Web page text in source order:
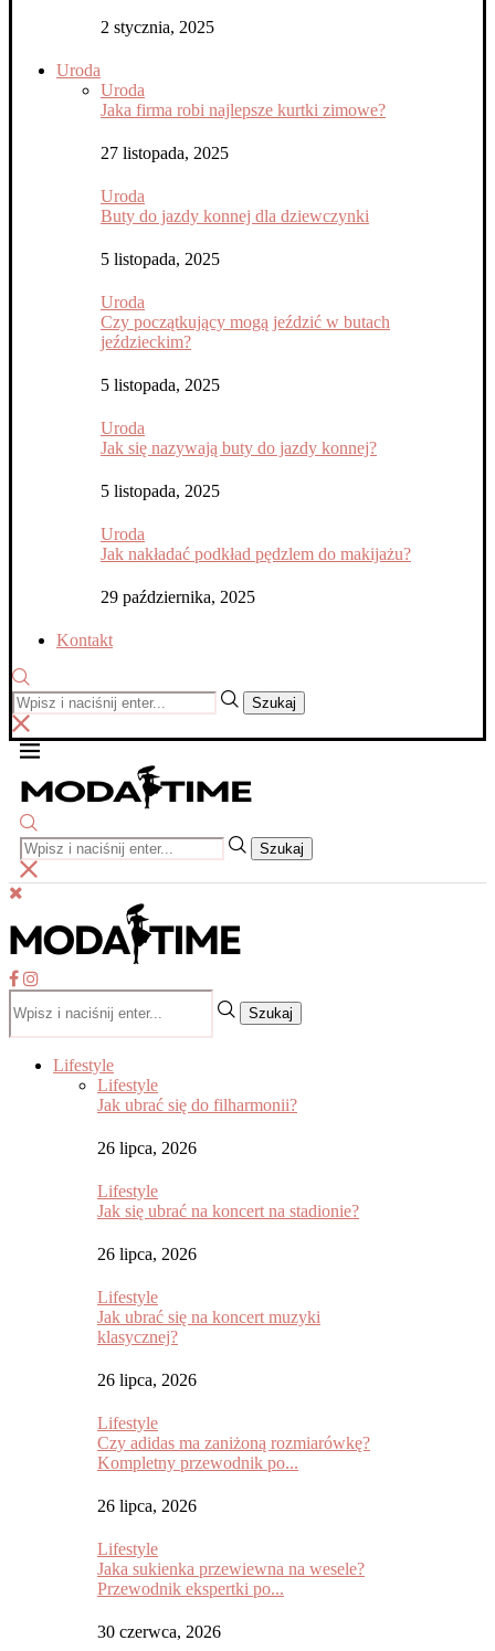
2 stycznia, 2025
Uroda
Uroda
Jaka firma robi najlepsze kurtki zimowe?
27 listopada, 2025
Uroda
Buty do jazdy konnej dla dziewczynki
5 listopada, 2025
Uroda
Czy początkujący mogą jeździć w butach
jeździeckim?
5 listopada, 2025
Uroda
Jak się nazywają buty do jazdy konnej?
5 listopada, 2025
Uroda
Jak nakładać podkład pędzlem do makijażu?
29 października, 2025
Kontakt
Szukaj
Szukaj
Szukaj
Lifestyle
Lifestyle
Jak ubrać się do filharmonii?
26 lipca, 2026
Lifestyle
Jak się ubrać na koncert na stadionie?
26 lipca, 2026
Lifestyle
Jak ubrać się na koncert muzyki
klasycznej?
26 lipca, 2026
Lifestyle
Czy adidas ma zaniżoną rozmiarówkę?
Kompletny przewodnik po...
26 lipca, 2026
Lifestyle
Jaka sukienka przewiewna na wesele?
Przewodnik ekspertki po...
30 czerwca, 2026